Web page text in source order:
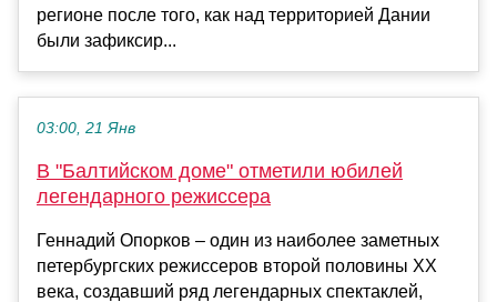
регионе после того, как над территорией Дании
были зафиксир...
03:00, 21 Янв
В "Балтийском доме" отметили юбилей
легендарного режиссера
Геннадий Опорков – один из наиболее заметных
петербургских режиссеров второй половины XX
века, создавший ряд легендарных спектаклей,